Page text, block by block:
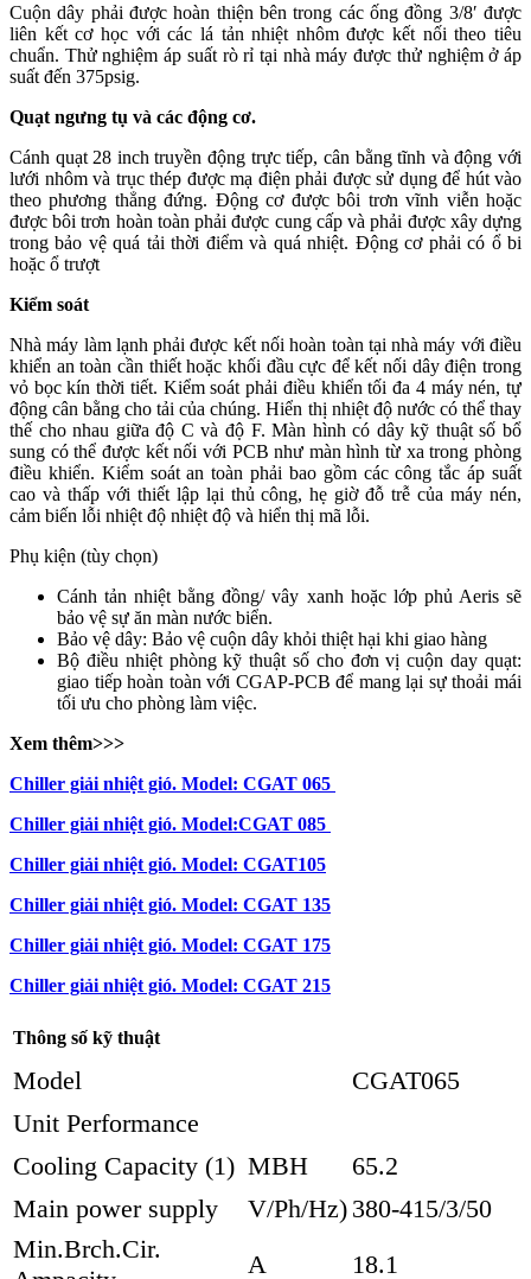
Cuộn dây phải được hoàn thiện bên trong các ống đồng 3/8′ được
liên kết cơ học với các lá tản nhiệt nhôm được kết nối theo tiêu
chuẩn. Thử nghiệm áp suất rò rỉ tại nhà máy được thử nghiệm ở áp
suất đến 375psig.
Quạt ngưng tụ và các động cơ.
Cánh quạt 28 inch truyền động trực tiếp, cân bằng tĩnh và động với
lưới nhôm và trục thép được mạ điện phải được sử dụng để hút vào
theo phương thẳng đứng. Động cơ được bôi trơn vĩnh viễn hoặc
được bôi trơn hoàn toàn phải được cung cấp và phải được xây dựng
trong bảo vệ quá tải thời điểm và quá nhiệt. Động cơ phải có ổ bi
hoặc ổ trượt
Kiểm soát
Nhà máy làm lạnh phải được kết nối hoàn toàn tại nhà máy với điều
khiển an toàn cần thiết hoặc khối đầu cực để kết nối dây điện trong
vỏ bọc kín thời tiết. Kiểm soát phải điều khiển tối đa 4 máy nén, tự
động cân bằng cho tải của chúng. Hiển thị nhiệt độ nước có thể thay
thế cho nhau giữa độ C và độ F. Màn hình có dây kỹ thuật số bổ
sung có thể được kết nối với PCB như màn hình từ xa trong phòng
điều khiển. Kiểm soát an toàn phải bao gồm các công tắc áp suất
cao và thấp với thiết lập lại thủ công, hẹ giờ đỗ trễ của máy nén,
cảm biến lỗi nhiệt độ nhiệt độ và hiển thị mã lỗi.
Phụ kiện (tùy chọn)
Cánh tản nhiệt bằng đồng/ vây xanh hoặc lớp phủ Aeris sẽ
bảo vệ sự ăn màn nước biển.
Bảo vệ dây: Bảo vệ cuộn dây khỏi thiệt hại khi giao hàng
Bộ điều nhiệt phòng kỹ thuật số cho đơn vị cuộn day quạt:
giao tiếp hoàn toàn với CGAP-PCB để mang lại sự thoải mái
tối ưu cho phòng làm việc.
Xem thêm>>>
Chiller giải nhiệt gió. Model: CGAT 065
Chiller giải nhiệt gió. Model:CGAT 085
Chiller giải nhiệt gió. Model: CGAT105
Chiller giải nhiệt gió. Model: CGAT 135
Chiller giải nhiệt gió. Model: CGAT 175
Chiller giải nhiệt gió. Model: CGAT 215
Thông số kỹ thuật
Model
CGAT065
Unit Performance
Cooling Capacity (1) MBH
65.2
Main power supply
V/Ph/Hz) 380-415/3/50
Min.Brch.Cir.
A 18.1